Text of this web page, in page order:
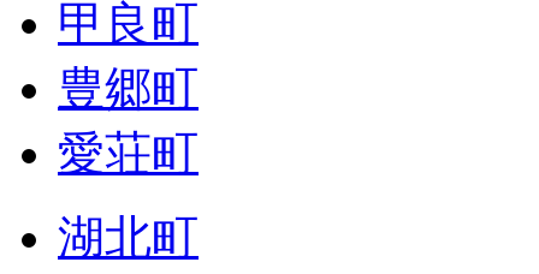
甲良町
豊郷町
愛荘町
湖北町